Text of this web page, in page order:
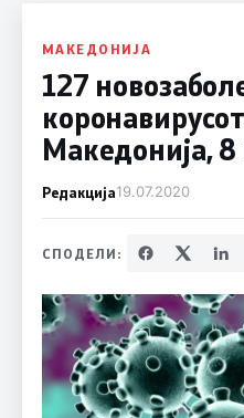
МАКЕДОНИЈА
127
Македонија,
Редакција19.07.2020
СПОДЕЛИ: